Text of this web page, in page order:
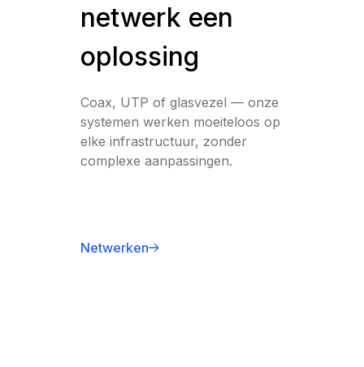
netwerk een
oplossing
Coax, UTP of glasvezel — onze
systemen werken moeiteloos op
elke infrastructuur, zonder
complexe aanpassingen.
Netwerken